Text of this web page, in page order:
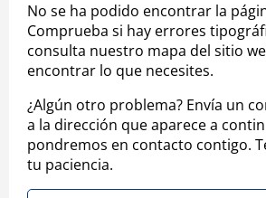
No se ha podido encontrar la
Comprueba si hay errores
consulta nuestro mapa del sitio
encontrar lo que necesites.
¿Algún otro problema? Envía un
a la dirección que aparece a
pondremos en contacto contigo.
tu paciencia.